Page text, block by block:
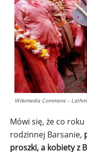
Wikimedia Commons –
Mówi się, że co roku
rodzinnej Barsanie,
proszki, a kobiety z